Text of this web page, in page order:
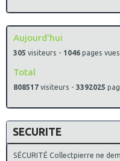
Aujourd'hui
305 visiteurs - 1046 pages vues
Total
808517 visiteurs - 3392025
SECURITE
SÉCURITÉ Collectpierre ne